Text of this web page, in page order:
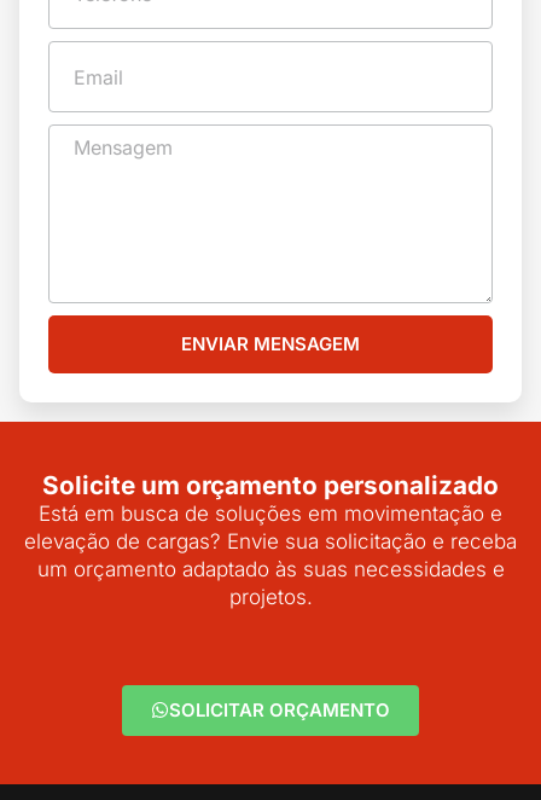
ENVIAR MENSAGEM
Solicite um orçamento personalizado
Está em busca de soluções em movimentação e
elevação de cargas? Envie sua solicitação e receba
um orçamento adaptado às suas necessidades e
projetos.
SOLICITAR ORÇAMENTO